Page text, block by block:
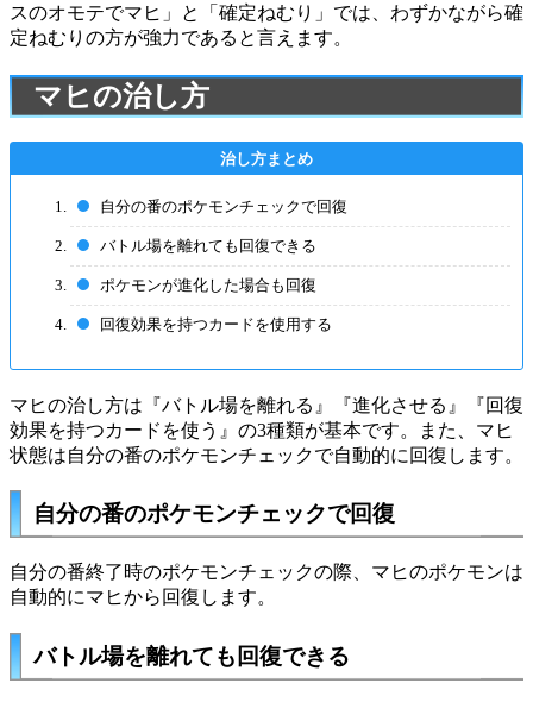
スのオモテでマヒ」と「確定ねむり」では、わずかながら確
定ねむりの方が強力であると言えます。
マヒの治し方
自分の番のポケモンチェックで回復
バトル場を離れても回復できる
ポケモンが進化した場合も回復
回復効果を持つカードを使用する
マヒの治し方は『バトル場を離れる』『進化させる』『回復
効果を持つカードを使う』の3種類が基本です。また、マヒ
状態は自分の番のポケモンチェックで自動的に回復します。
自分の番のポケモンチェックで回復
自分の番終了時のポケモンチェックの際、マヒのポケモンは
自動的にマヒから回復します。
バトル場を離れても回復できる